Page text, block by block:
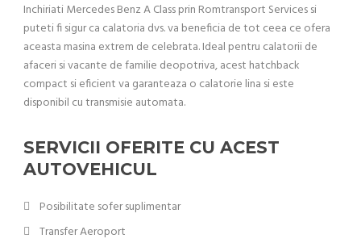
Inchiriati Mercedes Benz A Class prin Romtransport Services si
puteti fi sigur ca calatoria dvs. va beneficia de tot ceea ce ofera
aceasta masina extrem de celebrata. Ideal pentru calatorii de
afaceri si vacante de familie deopotriva, acest hatchback
compact si eficient va garanteaza o calatorie lina si este
disponibil cu transmisie automata.
SERVICII OFERITE CU ACEST
AUTOVEHICUL
Posibilitate sofer suplimentar
Transfer Aeroport